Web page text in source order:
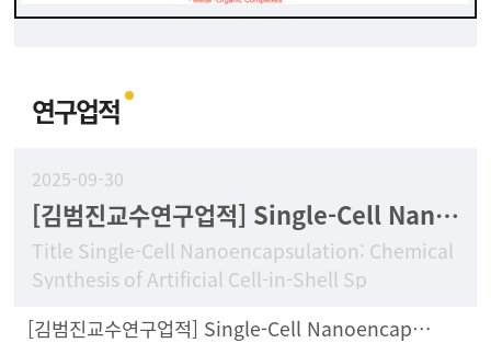
연구업적
2025-09-30
[김범진교수연구업적] Single-Cell Nanoencapsulation: Chemical Synthesis of Artificial Cell-in-Shell Spores
Title Single-Cell Nanoencapsulation: Chemical
Synthesis of Artificial Cell-in-Shell Sp
[김범진교수연구업적] Single-Cell Nanoencapsulation Enables Fabrication of Probiotics-Loaded Hydrogel Dressing with Improved Wound Healing Efficacy In Vivo